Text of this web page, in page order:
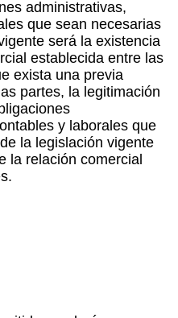
administrativas,
que sean necesarias
será la existencia
establecida entre las
exista una previa
partes, la legitimación
y laborales que
la legislación vigente
la relación comercial